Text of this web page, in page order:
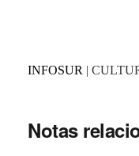
INFOSUR |
Notas